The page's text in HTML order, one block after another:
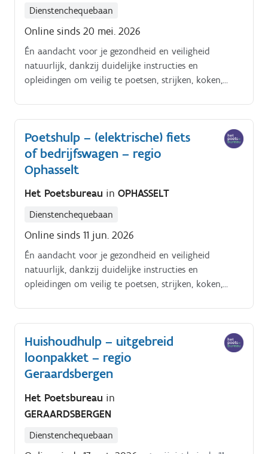
Dienstenchequebaan
Online sinds 20 mei. 2026
Én aandacht voor je gezondheid en veiligheid
natuurlijk, dankzij duidelijke instructies en
opleidingen om veilig te poetsen, strijken, koken,
Poetshulp – (elektrische) fiets
of bedrijfswagen – regio
Ophasselt
Het Poetsbureau in OPHASSELT
Dienstenchequebaan
Online sinds 11 jun. 2026
Én aandacht voor je gezondheid en veiligheid
natuurlijk, dankzij duidelijke instructies en
opleidingen om veilig te poetsen, strijken, koken,
Huishoudhulp – uitgebreid
loonpakket – regio
Geraardsbergen
Het Poetsbureau in
GERAARDSBERGEN
Dienstenchequebaan